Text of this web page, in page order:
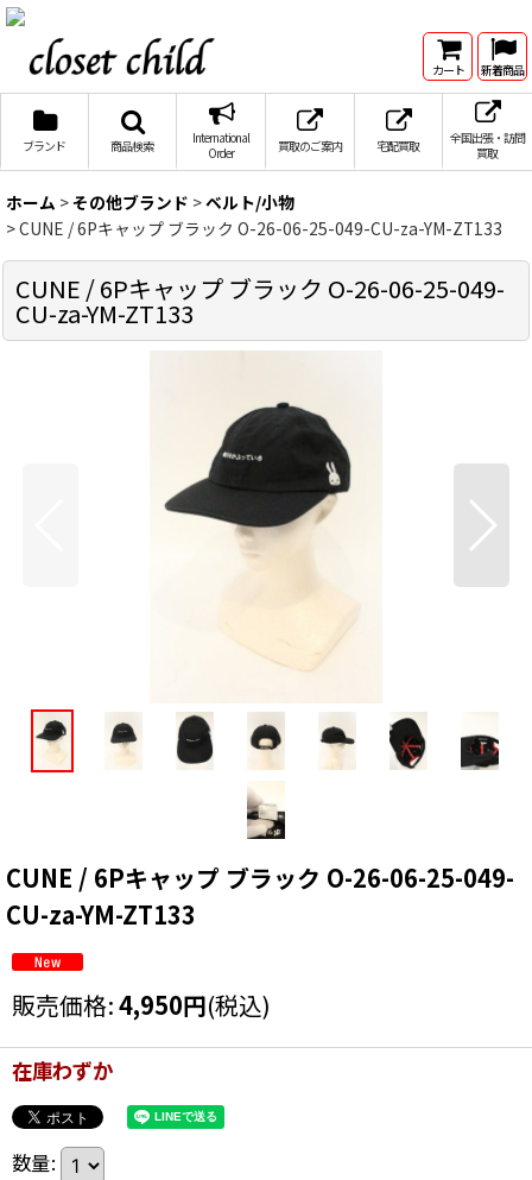
カート 新着商品
ブランド 商品検索
International
Order
買取のご案内 宅配買取
全国出張・訪問
買取
ホーム >その他ブランド >ベルト/小物
>CUNE / 6Pキャップ ブラック O-26-06-25-049-CU-za-YM-ZT133
CUNE / 6Pキャップ ブラック O-26-06-25-049-
CU-za-YM-ZT133
CUNE / 6Pキャップ ブラック O-26-06-25-049-
CU-za-YM-ZT133
販売価格:4,950円(税込)
在庫わずか
数量: